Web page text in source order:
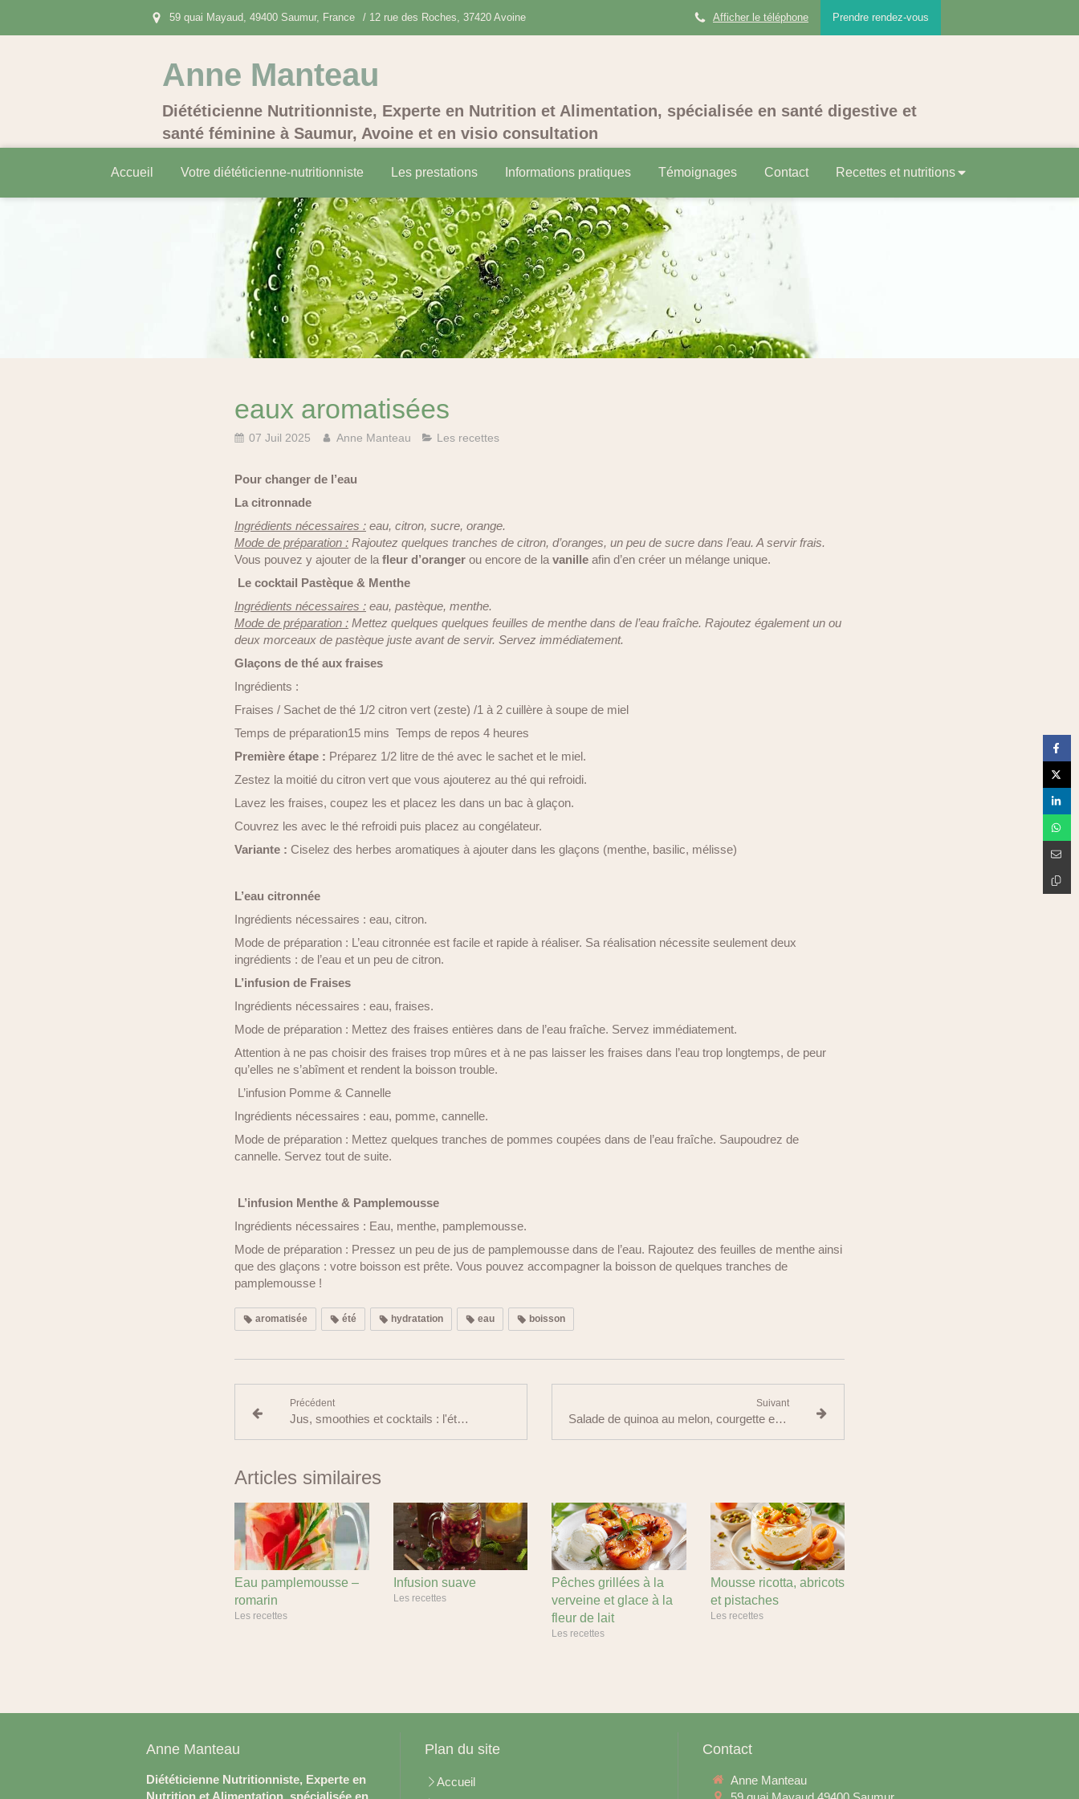
59 quai Mayaud, 49400 Saumur, France / 12 rue des Roches, 37420 Avoine Prendre rendez-vous
Afficher le téléphone
Anne Manteau
Diététicienne Nutritionniste, Experte en Nutrition et Alimentation, spécialisée en santé digestive et
santé féminine à Saumur, Avoine et en visio consultation
Accueil Votre diététicienne-nutritionniste Les prestations Informations pratiques Témoignages Contact Recettes et nutritions
eaux aromatisées
07 Juil 2025 Anne Manteau Les recettes
Pour changer de l’eau
La citronnade
Ingrédients nécessaires : eau, citron, sucre, orange.
Mode de préparation : Rajoutez quelques tranches de citron, d’oranges, un peu de sucre dans l’eau. A servir frais.
Vous pouvez y ajouter de la fleur d’oranger ou encore de la vanille afin d’en créer un mélange unique.
Le cocktail Pastèque & Menthe
Ingrédients nécessaires : eau, pastèque, menthe.
Mode de préparation : Mettez quelques quelques feuilles de menthe dans de l’eau fraîche. Rajoutez également un ou
deux morceaux de pastèque juste avant de servir. Servez immédiatement.
Glaçons de thé aux fraises
Ingrédients :
Fraises / Sachet de thé 1/2 citron vert (zeste) /1 à 2 cuillère à soupe de miel
Temps de préparation15 mins Temps de repos 4 heures
Première étape : Préparez 1/2 litre de thé avec le sachet et le miel.
Zestez la moitié du citron vert que vous ajouterez au thé qui refroidi.
Lavez les fraises, coupez les et placez les dans un bac à glaçon.
Couvrez les avec le thé refroidi puis placez au congélateur.
Variante : Ciselez des herbes aromatiques à ajouter dans les glaçons (menthe, basilic, mélisse)
L’eau citronnée
Ingrédients nécessaires : eau, citron.
Mode de préparation : L’eau citronnée est facile et rapide à réaliser. Sa réalisation nécessite seulement deux
ingrédients : de l’eau et un peu de citron.
L’infusion de Fraises
Ingrédients nécessaires : eau, fraises.
Mode de préparation : Mettez des fraises entières dans de l’eau fraîche. Servez immédiatement.
Attention à ne pas choisir des fraises trop mûres et à ne pas laisser les fraises dans l’eau trop longtemps, de peur
qu’elles ne s’abîment et rendent la boisson trouble.
L’infusion Pomme & Cannelle
Ingrédients nécessaires : eau, pomme, cannelle.
Mode de préparation : Mettez quelques tranches de pommes coupées dans de l’eau fraîche. Saupoudrez de
cannelle. Servez tout de suite.
L’infusion Menthe & Pamplemousse
Ingrédients nécessaires : Eau, menthe, pamplemousse.
Mode de préparation : Pressez un peu de jus de pamplemousse dans de l’eau. Rajoutez des feuilles de menthe ainsi
que des glaçons : votre boisson est prête. Vous pouvez accompagner la boisson de quelques tranches de
pamplemousse !
aromatisée été hydratation eau boisson
Précédent
Jus, smoothies et cocktails : l'été fait-il grimper le sucre ?
Suivant
Salade de quinoa au melon, courgette et menthe
Articles similaires
Eau pamplemousse –
romarin
Les recettes
Infusion suave
Les recettes
Pêches grillées à la
verveine et glace à la
fleur de lait
Les recettes
Mousse ricotta, abricots
et pistaches
Les recettes
Anne Manteau
Diététicienne Nutritionniste, Experte en
Nutrition et Alimentation, spécialisée en
Plan du site
Accueil
Contact
Anne Manteau